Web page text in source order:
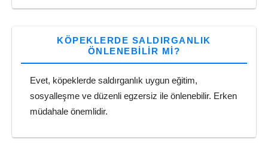
KÖPEKLERDE SALDIRGANLIK
ÖNLENEBILIR MI?
Evet, köpeklerde saldırganlık uygun eğitim,
sosyalleşme ve düzenli egzersiz ile önlenebilir. Erken
müdahale önemlidir.